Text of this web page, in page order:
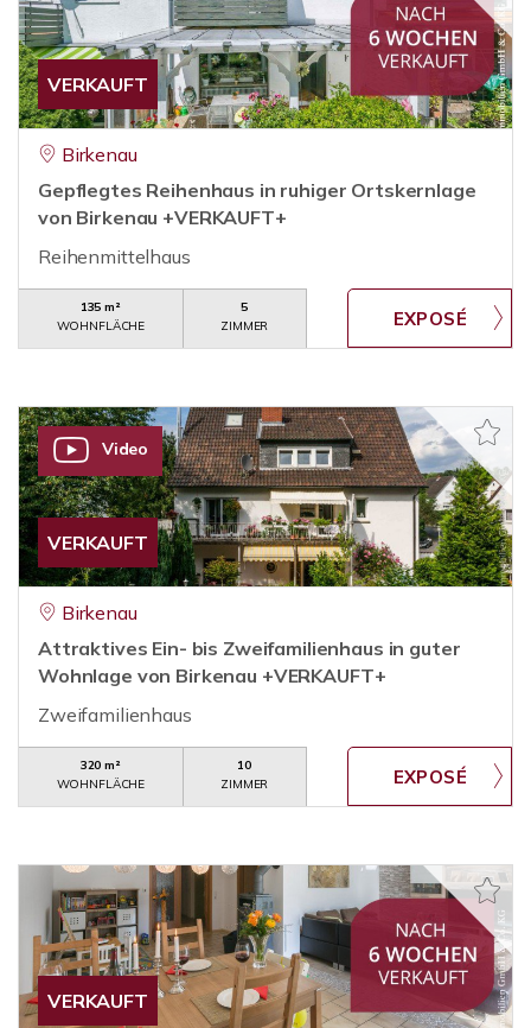
VERKAUFT
Birkenau
Gepflegtes Reihenhaus in ruhiger Ortskernlage
von Birkenau +VERKAUFT+
Reihenmittelhaus
135 m²
WOHNFLÄCHE
5
ZIMMER
VERKAUFT
Video
Birkenau
Attraktives Ein- bis Zweifamilienhaus in guter
Wohnlage von Birkenau +VERKAUFT+
Zweifamilienhaus
320 m²
WOHNFLÄCHE
10
ZIMMER
VERKAUFT